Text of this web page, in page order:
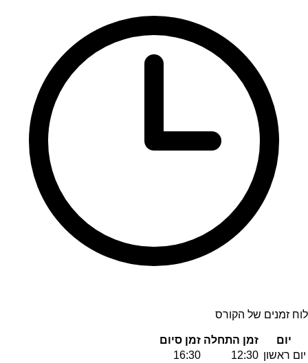
לוח זמנים של הקורס
יום זמן התחלה זמן סיום
יום ראשון 12:30
16:30